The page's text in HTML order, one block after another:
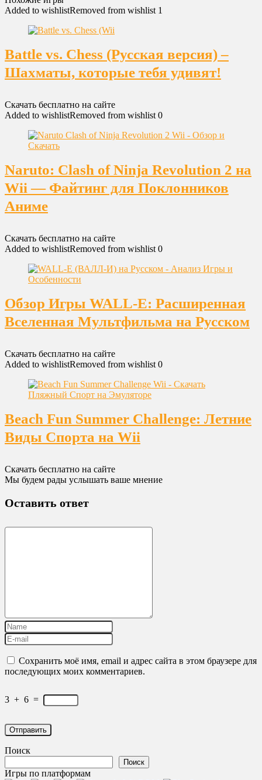
Added to wishlistRemoved from wishlist 1
Battle vs. Chess (Русская версия) –
Шахматы, которые тебя удивят!
Скачать бесплатно на сайте
Added to wishlistRemoved from wishlist 0
Naruto: Clash of Ninja Revolution 2 на
Wii — Файтинг для Поклонников
Аниме
Скачать бесплатно на сайте
Added to wishlistRemoved from wishlist 0
Обзор Игры WALL-E: Расширенная
Вселенная Мультфильма на Русском
Скачать бесплатно на сайте
Added to wishlistRemoved from wishlist 0
Beach Fun Summer Challenge: Летние
Виды Спорта на Wii
Скачать бесплатно на сайте
Мы будем рады услышать ваше мнение
Оставить ответ
Сохранить моё имя, email и адрес сайта в этом браузере для
последующих моих комментариев.
3 + 6 =
Поиск
Поиск
Игры по платформам